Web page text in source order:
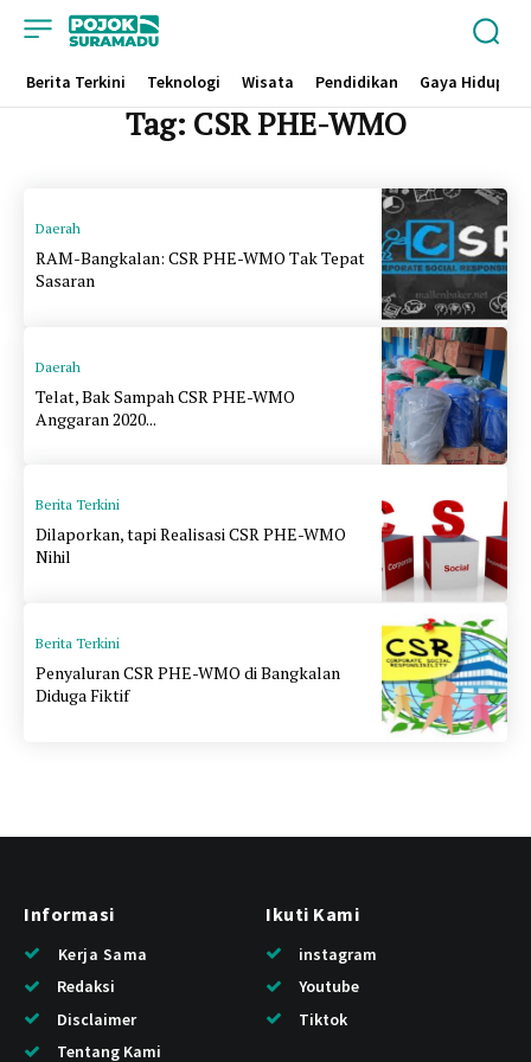
Berita Terkini Teknologi Wisata Pendidikan Gaya Hidup
Tag: CSR PHE-WMO
Daerah
RAM-Bangkalan: CSR PHE-WMO Tak Tepat
Sasaran
Daerah
Telat, Bak Sampah CSR PHE-WMO
Anggaran 2020...
Berita Terkini
Dilaporkan, tapi Realisasi CSR PHE-WMO
Nihil
Berita Terkini
Penyaluran CSR PHE-WMO di Bangkalan
Diduga Fiktif
Informasi
Kerja Sama
Redaksi
Disclaimer
Tentang Kami
Ikuti Kami
instagram
Youtube
Tiktok